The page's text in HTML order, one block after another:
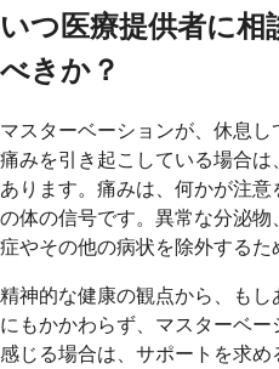
いつ医療提供者に
べきか？
マスターベーションが、休息
痛みを引き起こしている場合
あります。痛みは、何かが注
の体の信号です。異常な分泌
症やその他の病状を除外するた
精神的な健康の観点から、も
にもかかわらず、マスターベ
感じる場合は、サポートを求